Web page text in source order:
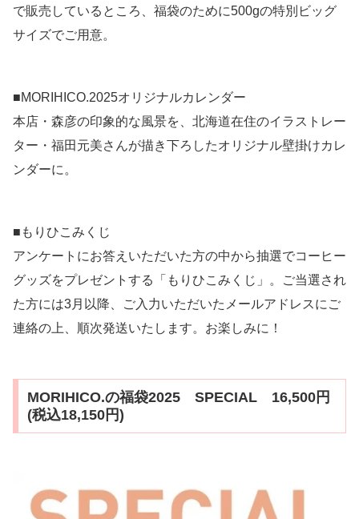
で販売しているところ、福袋のために500gの特別ビッグ
サイズでご用意。
■MORIHICO.2025オリジナルカレンダー
本店・森彦の印象的な風景を、北海道在住のイラストレー
ター・福田元美さんが描き下ろしたオリジナル壁掛けカレ
ンダーに。
■もりひこみくじ
アンケートにお答えいただいた方の中から抽選でコーヒー
グッズをプレゼントする「もりひこみくじ」。ご当選され
た方には3月以降、ご入力いただいたメールアドレスにご
連絡の上、順次発送いたします。お楽しみに！
MORIHICO.の福袋2025 SPECIAL 16,500円
(税込18,150円)